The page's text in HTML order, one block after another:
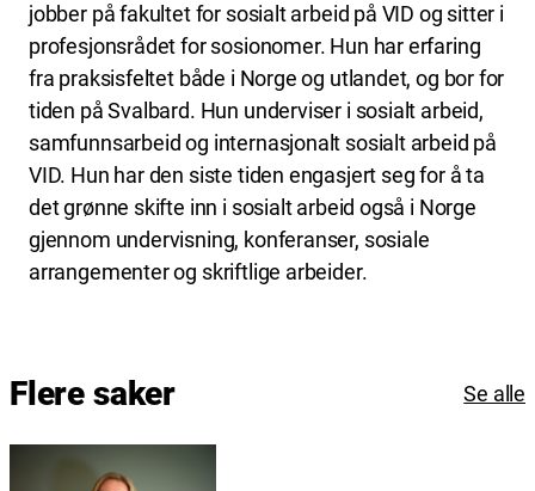
jobber på fakultet for sosialt arbeid på VID og sitter i
profesjonsrådet for sosionomer. Hun har erfaring
fra praksisfeltet både i Norge og utlandet, og bor for
tiden på Svalbard. Hun underviser i sosialt arbeid,
samfunnsarbeid og internasjonalt sosialt arbeid på
VID. Hun har den siste tiden engasjert seg for å ta
det grønne skifte inn i sosialt arbeid også i Norge
gjennom undervisning, konferanser, sosiale
arrangementer og skriftlige arbeider.
Flere saker Se alle